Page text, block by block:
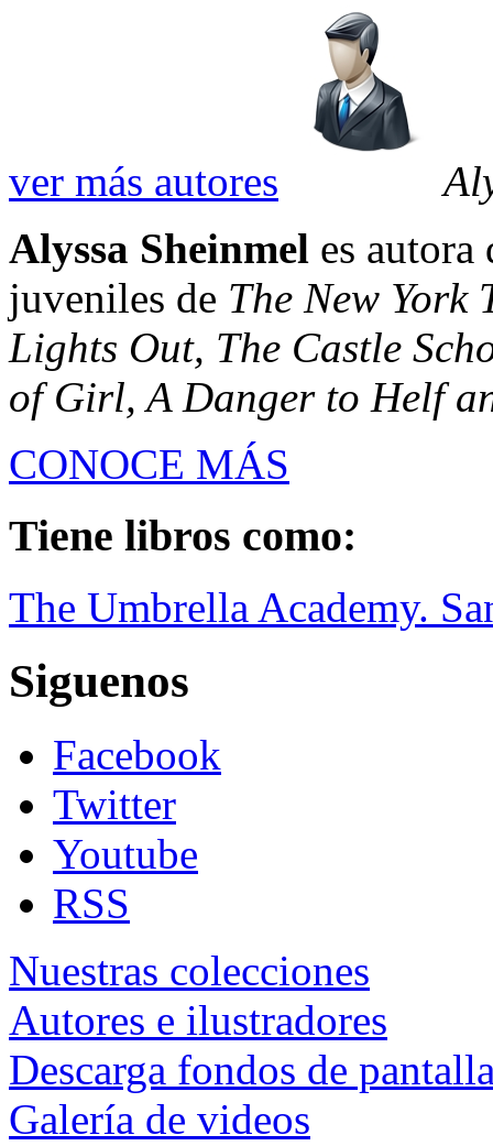
ver más autores
Alyssa Sheinmel es autora
juveniles de The New York
Lights Out, The Castle
of Girl, A Danger to Helf
CONOCE MÁS
Tiene libros como:
The Umbrella Academy.
Siguenos
Facebook
Twitter
Youtube
RSS
Nuestras colecciones
Autores e ilustradores
Descarga fondos de
Galería de videos